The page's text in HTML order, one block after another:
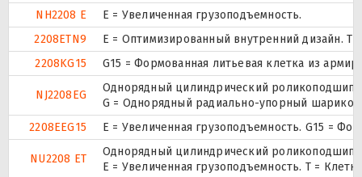
NH2208 E
Е = Увеличенная грузоподъемность.
2208ETN9
E = Оптимизированный внутренний дизайн.
2208KG15
G15 = Формованная литьевая клетка из
NJ2208EG
Однорядный цилиндрический
G = Однорядный радиально-упорный
2208EEG15
E = Увеличенная грузоподъемность. G15 =
NU2208 ET
Однорядный цилиндрический
E = Увеличенная грузоподъемность. T =